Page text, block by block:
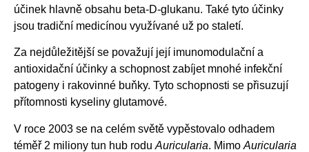
účinek hlavně obsahu beta-D-glukanu. Také tyto účinky
jsou tradiční medicínou využívané už po staletí.
Za nejdůležitější se považují její imunomodulační a
antioxidační účinky a schopnost zabíjet mnohé infekční
patogeny i rakovinné buňky. Tyto schopnosti se přisuzují
přítomnosti kyseliny glutamové.
V roce 2003 se na celém světě vypěstovalo odhadem
téměř 2 miliony tun hub rodu Auricularia. Mimo Auricularia